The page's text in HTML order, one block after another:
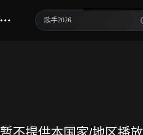
歌手2026
妻子的浪漫旅行2026